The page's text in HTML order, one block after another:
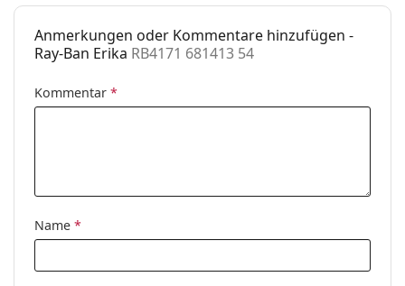
Anmerkungen oder Kommentare hinzufügen -
Ray-Ban Erika RB4171 681413 54
Kommentar *
Name *